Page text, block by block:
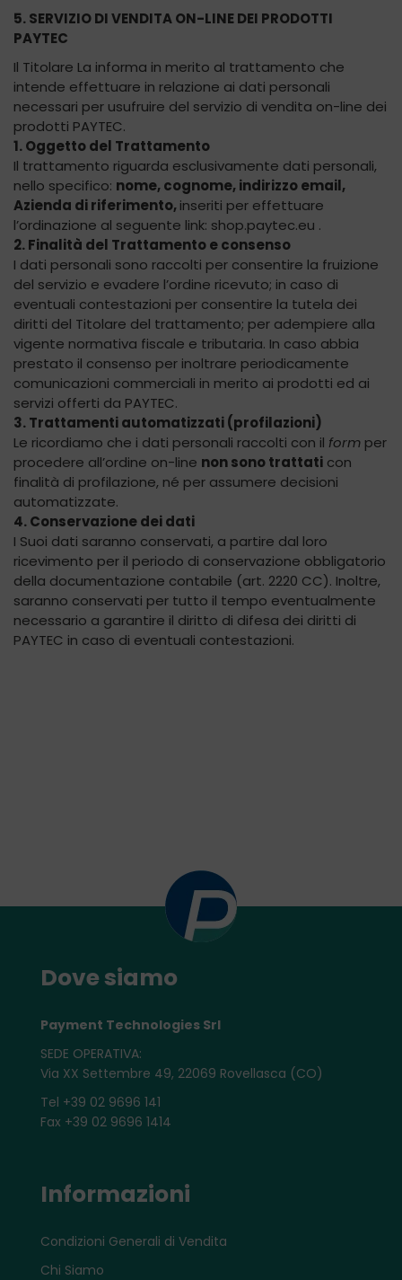
5. SERVIZIO DI VENDITA ON-LINE DEI PRODOTTI
PAYTEC
Il Titolare La informa in merito al trattamento che
intende effettuare in relazione ai dati personali
necessari per usufruire del servizio di vendita on-line dei
prodotti PAYTEC.
1. Oggetto del Trattamento
Il trattamento riguarda esclusivamente dati personali,
nello specifico: nome, cognome, indirizzo email,
Azienda di riferimento,inseriti per effettuare
l’ordinazione al seguente link: shop.paytec.eu .
2. Finalità del Trattamento e consenso
I dati personali sono raccolti per consentire la fruizione
del servizio e evadere l’ordine ricevuto; in caso di
eventuali contestazioni per consentire la tutela dei
diritti del Titolare del trattamento; per adempiere alla
vigente normativa fiscale e tributaria. In caso abbia
prestato il consenso per inoltrare periodicamente
comunicazioni commerciali in merito ai prodotti ed ai
servizi offerti da PAYTEC.
3. Trattamenti automatizzati (profilazioni)
Le ricordiamo che i dati personali raccolti con il form per
procedere all’ordine on-line non sono trattati con
finalità di profilazione, né per assumere decisioni
automatizzate.
4. Conservazione dei dati
I Suoi dati saranno conservati, a partire dal loro
ricevimento per il periodo di conservazione obbligatorio
della documentazione contabile (art. 2220 CC). Inoltre,
saranno conservati per tutto il tempo eventualmente
necessario a garantire il diritto di difesa dei diritti di
PAYTEC in caso di eventuali contestazioni.
Dove siamo
Payment Technologies Srl
SEDE OPERATIVA:
Via XX Settembre 49, 22069 Rovellasca (CO)
Tel +39 02 9696 141
Fax +39 02 9696 1414
Informazioni
Condizioni Generali di Vendita
Chi Siamo